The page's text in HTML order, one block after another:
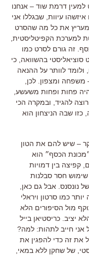
דרמת שוד – אנחנו
עיוות, שבגללו אני
את כל מה שהסרט
למערכת הקפיטליסטית,
זה גורם לסרט כמו
סוציאליסטי בהשוואה, כי
לוותר על ההנאה
ומצפון. לכן,
פחות ופחות משעשע,
להגיד, ובמקרה הכי
כזו שבה הניצחון הוא
– שיש להם את הטון
הכסף״ הוא
קפיצה בין דמויות
שימוש חסר סבלנות
נונסנס. אבל גם כאן,
כמו סרטון ויראלי
מול הסיפורים הלא
יציב. כריסטיאן בייל
חייב לתהות: למה?
את זה כדי להפגין את
של שחקן ללא במאי,